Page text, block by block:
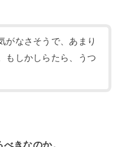
がなさそうで、あまり
もしかしらたら、うつ
きなのか。